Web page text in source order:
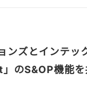
ンズとインテッ
のS&OP機能を